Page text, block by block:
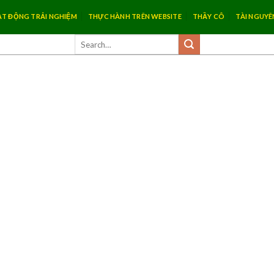
ĐỘNG TRẢI NGHIỆM THỰC HÀNH TRÊN WEBSITE THẦY CÔ TÀI